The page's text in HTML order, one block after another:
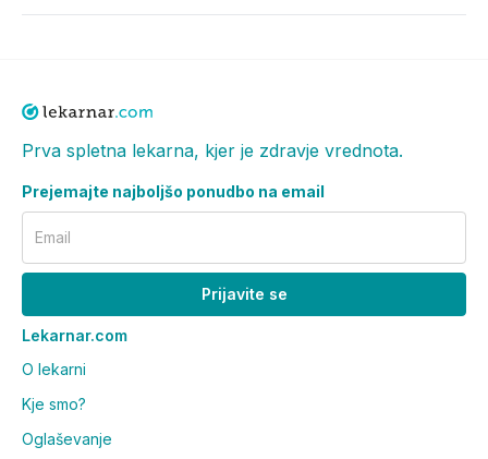
alopecije (postopno, z zalivki in
Prva spletna lekarna, kjer je zdravje vrednota.
Prejemajte najboljšo ponudbo na email
Email
Prijavite se
Lekarnar.com
O lekarni
Kje smo?
Oglaševanje